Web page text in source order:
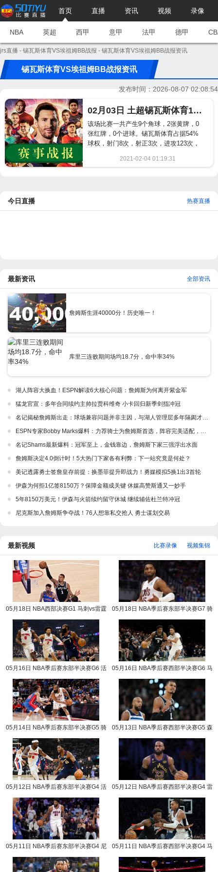
首页 直播 资讯 视频 录像
NBA 英超 西甲 意甲 法甲 德甲
jrs直播 - 锡瓦斯体育VS埃祖姆BB战报 - 锡瓦斯体育VS埃祖姆BB战报资讯
锡瓦斯体育VS埃祖姆BB战报资讯
发布时间：2026-08-07 02:08:54
02月03日 土超锡瓦斯体育1-1埃祖姆BB完赛战报
该场比赛一共产生9个角球，2张黄牌，0
张红牌，0个进球。锡瓦斯体育占据54%
球权，射门8次，射正3次，进攻123次，
权，射门9次，射正3次，进攻100次，危
2021-02-04 01:19:31
801
今日直播 热赛直播
最新资讯 全部资讯
詹姆斯生涯40000分！历史唯一！
库里三连败期间场均18.7分，命中率34%
湖人阵容大换血！ESPN解读6大核心问题：詹姆斯为何离开紫金军
猛龙官宣：多年合同续约主帅拉贾科维奇 小卡回归新季剑指冲冠
名记揭秘詹姆斯出走：球场兼容问题并非主因，与湖人管理层多年隔阂才是真正导火索
ESPN专家Bobby Marks爆料：力荐骑士为詹姆斯首选，阵容完美适配，家乡情怀加分
名记Shams最新爆料：冠军至上，金钱靠边，詹姆斯下家三强浮出水面
詹姆斯决定4.0倒计时！5大热门下家各有利弊：下一站究竟是何处？
美记透露勇士签詹皇存前提：换墨菲提升即战力！勇媒模拟5换1出3首轮
伊森为何拒1亿签8150万？保障金额成关键 休媒高赞斯通又一妙手
5年8150万美元！伊森与火箭续约留守休城 继续辅佐杜兰特冲冠
尼克斯加入詹姆斯争夺战！76人想靠私交抢人 勇士谋划交易
最新视频 视频集锦
比赛录像
05月18日 NBA西部决赛G1 马刺vs雷霆
05月18日 NBA季后赛东部半决赛G7 骑
05月16日 NBA季后赛东部半决赛G6 活
05月16日 NBA季后赛西部半决赛G6 马
05月14日 NBA季后赛东部半决赛G5 骑
05月13日 NBA季后赛西部半决赛G5 森
05月12日 NBA季后赛东部半决赛G4 活
05月12日 NBA季后赛西部半决赛G4 雷
05月11日 NBA季后赛东部半决赛G4 尼
05月11日 NBA季后赛西部半决赛G4 马